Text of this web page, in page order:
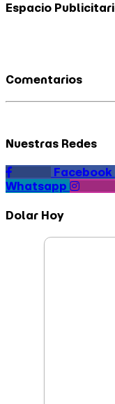
Espacio
Comentarios
Nuestras Redes
Facebook
Whatsapp
Dolar Hoy